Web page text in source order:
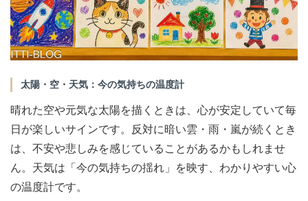
太陽・空・天気：今の気持ちの温度計
晴れた空や元気な太陽を描くときは、心が安定していて毎
日が楽しいサインです。反対に暗い雲・雨・嵐が続くとき
は、不安や悲しみを感じていることがあるかもしれませ
ん。天気は「今の気持ちの揺れ」を映す、わかりやすい心
の温度計です。